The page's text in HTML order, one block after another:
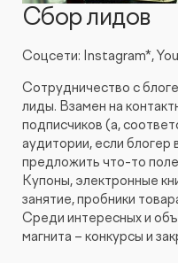
Сбор лидов
Соцсети: Instagram*,
Сотрудничество с
лиды. Взамен на
подписчиков (а,
аудитории, если
предложить что-то
Купоны, электронные
занятие, пробники
Среди интересных и
магнита – конкурсы и